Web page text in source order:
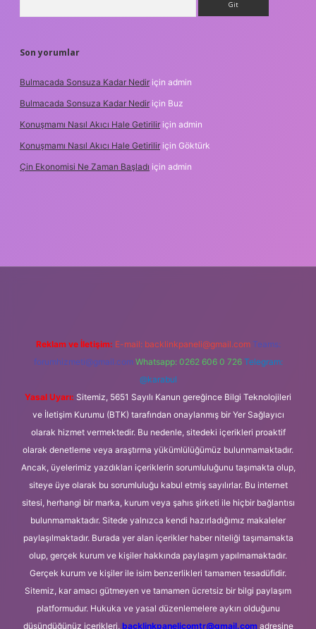
Son yorumlar
Bulmacada Sonsuza Kadar Nedir için admin
Bulmacada Sonsuza Kadar Nedir için Buz
Konuşmamı Nasıl Akıcı Hale Getirilir için admin
Konuşmamı Nasıl Akıcı Hale Getirilir için Göktürk
Çin Ekonomisi Ne Zaman Başladı için admin
Reklam ve İletişim: E-mail: backlinkpaneli@gmail.com Teams:
forumhizmeti@gmail.com Whatsapp: 0262 606 0 726 Telegram:
@karabul
Yasal Uyarı: Sitemiz, 5651 Sayılı Kanun gereğince Bilgi Teknolojileri
ve İletişim Kurumu (BTK) tarafından onaylanmış bir Yer Sağlayıcı
olarak hizmet vermektedir. Bu nedenle, sitedeki içerikleri proaktif
olarak denetleme veya araştırma yükümlülüğümüz bulunmamaktadır.
Ancak, üyelerimiz yazdıkları içeriklerin sorumluluğunu taşımakta olup,
siteye üye olarak bu sorumluluğu kabul etmiş sayılırlar. Bu internet
sitesi, herhangi bir marka, kurum veya şahıs şirketi ile hiçbir bağlantısı
bulunmamaktadır. Sitede yalnızca kendi hazırladığımız makaleler
paylaşılmaktadır. Burada yer alan içerikler haber niteliği taşımamakta
olup, gerçek kurum ve kişiler hakkında paylaşım yapılmamaktadır.
Gerçek kurum ve kişiler ile isim benzerlikleri tamamen tesadüfidir.
Sitemiz, kar amacı gütmeyen ve tamamen ücretsiz bir bilgi paylaşım
platformudur. Hukuka ve yasal düzenlemelere aykırı olduğunu
düşündüğünüz içerikleri, backlinkpanelicomtr@gmail.comadresine